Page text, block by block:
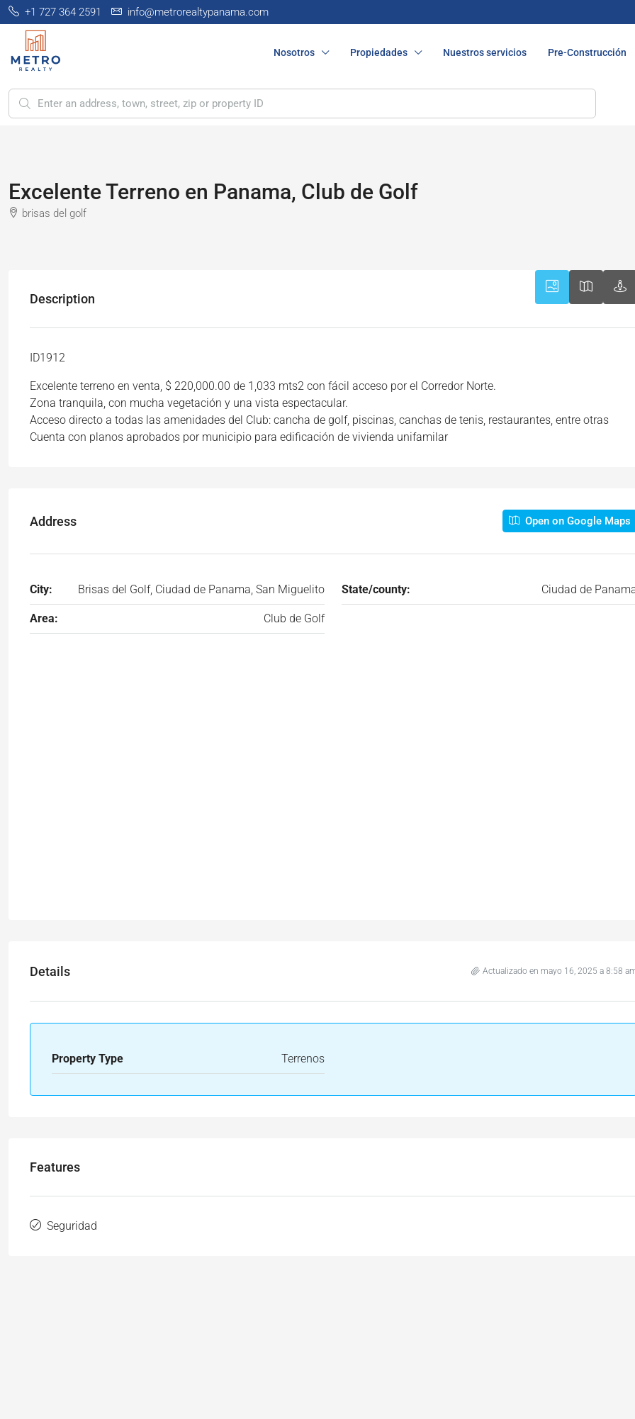
+1 727 364 2591 info@metrorealtypanama.com
Nosotros Propiedades Nuestros servicios Pre-Construcción
Excelente Terreno en Panama, Club de Golf
brisas del golf
Description
ID1912
Excelente terreno en venta, $ 220,000.00 de 1,033 mts2 con fácil acceso por el Corredor Norte.
Zona tranquila, con mucha vegetación y una vista espectacular.
Acceso directo a todas las amenidades del Club: cancha de golf, piscinas, canchas de tenis, restaurantes, entre otras
Cuenta con planos aprobados por municipio para edificación de vivienda unifamilar
Address Open on Google Maps
City: Brisas del Golf, Ciudad de Panama, San Miguelito State/county: Ciudad de
Area: Club de Golf
Details Actualizado en mayo 16, 2025 a 8:58
Property Type Terrenos
Features
Seguridad